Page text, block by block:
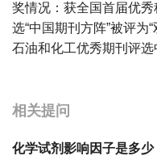
奖情况：获全国首届优
选“中国期刊方阵”被评为
石油和化工优秀期刊评选
相关提问
化学试剂影响因子是多少